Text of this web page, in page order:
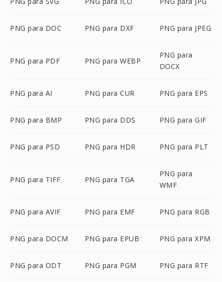
PNG para DOC PNG para DXF PNG para JPEG
PNG para PDF PNG para WEBP
PNG para
DOCX
PNG para AI PNG para CUR PNG para EPS
PNG para BMP PNG para DDS PNG para GIF
PNG para PSD PNG para HDR PNG para PLT
PNG para TIFF PNG para TGA
PNG para
WMF
PNG para AVIF PNG para EMF PNG para RGB
PNG para DOCM PNG para EPUB PNG para XPM
PNG para ODT PNG para PGM PNG para RTF